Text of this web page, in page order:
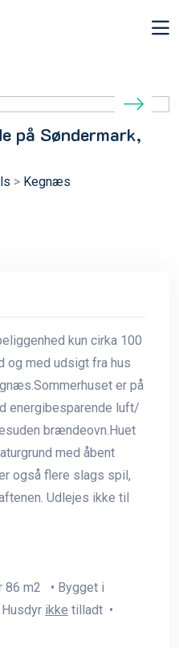
på Søndermark,
> Kegnæs
kun cirka 100
og med udsigt fra hus
er på
energibesparende luft/
brændeovn.Huet
med åbent
også flere slags spil,
Udlejes ikke til
86 m2 • Bygget i
ikke tilladt •